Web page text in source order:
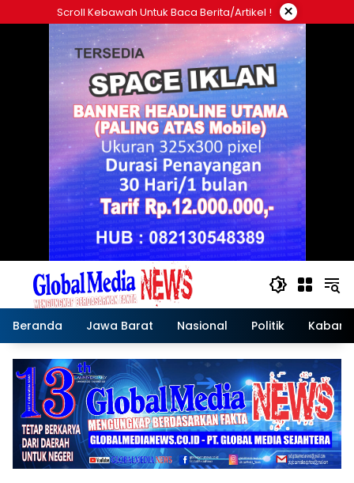
ke
Scroll Kebawah Untuk Baca Berita/artikel ! ×
Beranda Jawa Barat Nasional Politik Kabar